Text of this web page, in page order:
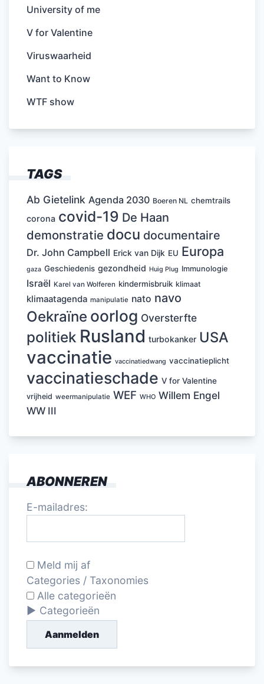
University of me
V for Valentine
Viruswaarheid
Want to Know
WTF show
TAGS
Ab Gietelink Agenda 2030 Boeren NL chemtrails
corona covid-19 De Haan
demonstratie docu documentaire
Dr. John Campbell Erick van Dijk EU Europa
gaza Geschiedenis gezondheid Huig Plug Immunologie
Israël Karel van Wolferen kindermisbruik klimaat
klimaatagenda manipulatie nato navo
Oekraïne oorlog Oversterfte
politiek Rusland turbokanker USA
vaccinatie vaccinatiedwang vaccinatieplicht
vaccinatieschade V for Valentine
vrijheid weermanipulatie WEF WHO Willem Engel
WW III
ABONNEREN
E-mailadres:
Meld mij af
Categories / Taxonomies
Alle categorieën
Categorieën
Aanmelden